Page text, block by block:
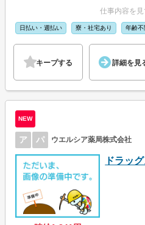
仕事内容を
日払い・週払い 寮・社宅あり 年齢不
キープする 詳細を見
NEW
ア パ ウエルシア薬局株式会社
ドラッ